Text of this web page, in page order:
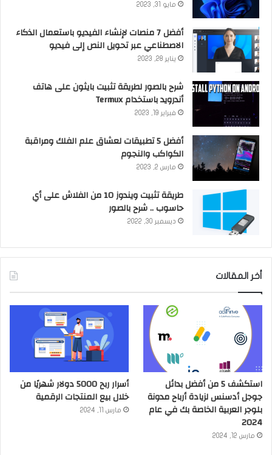
مايو 31, 2023
أفضل 7 منصات لإنشاء الفيديو باستعمال الذكاء
الاصطناعي عبر تحويل النص إلى فيديو
يناير 28, 2023
شرح بالصور لطريقة تثبيت بايثون على هاتف
أندرويد باستخدام Termux
فبراير 19, 2023
أفضل 5 تطبيقات لعشاق علم الفلك ومراقبة
الكواكب والنجوم
مارس 2, 2023
طريقة تثبيت ويندوز 10 من الفلاش على أي
حاسوب .. شرح بالصور
ديسمبر 30, 2022
أخر المقالات
استكشف 5 من أفضل بدائل
جوجل أدسنس لزيادة أرباح مدونة
بلوجر العربية الخاصة بك في عام
2024
مارس 12, 2024
أسرار ربح 5000 دولار شهريًا من
خلال بيع المنتجات الرقمية
مارس 11, 2024